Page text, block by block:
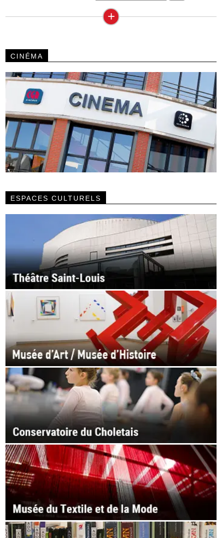
+
CINÉMA
ESPACES CULTURELS